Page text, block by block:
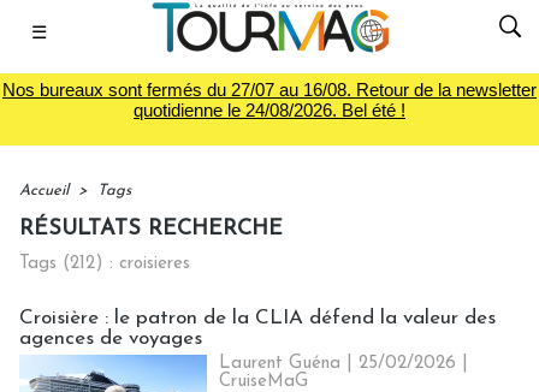
☰
Nos bureaux sont fermés du 27/07 au 16/08. Retour de la newsletter
quotidienne le 24/08/2026. Bel été !
Accueil > Tags
RÉSULTATS RECHERCHE
Tags (212) : croisieres
Croisière : le patron de la CLIA défend la valeur des
agences de voyages
Laurent Guéna | 25/02/2026
CruiseMaG